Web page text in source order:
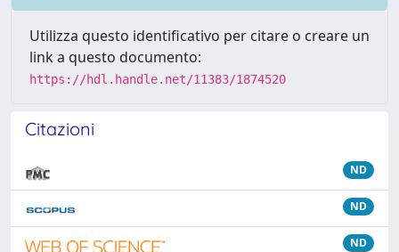
Utilizza questo identificativo per citare o creare un
link a questo documento:
https://hdl.handle.net/11383/1874520
Citazioni
ND
ND
ND